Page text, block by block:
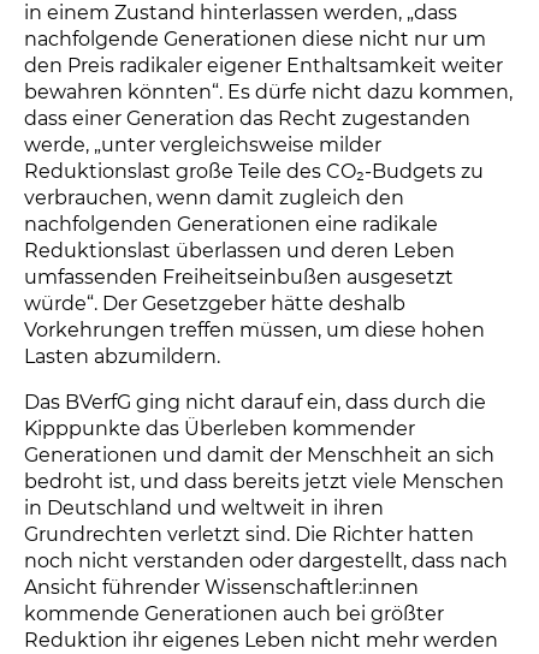
in einem Zustand hinterlassen werden, „dass
nachfolgende Generationen diese nicht nur um
den Preis radikaler eigener Enthaltsamkeit weiter
bewahren könnten“. Es dürfe nicht dazu kommen,
dass einer Generation das Recht zugestanden
werde, „unter vergleichsweise milder
Reduktionslast große Teile des CO₂-Budgets zu
verbrauchen, wenn damit zugleich den
nachfolgenden Generationen eine radikale
Reduktionslast überlassen und deren Leben
umfassenden Freiheitseinbußen ausgesetzt
würde“. Der Gesetzgeber hätte deshalb
Vorkehrungen treffen müssen, um diese hohen
Lasten abzumildern.
Das BVerfG ging nicht darauf ein, dass durch die
Kipppunkte das Überleben kommender
Generationen und damit der Menschheit an sich
bedroht ist, und dass bereits jetzt viele Menschen
in Deutschland und weltweit in ihren
Grundrechten verletzt sind. Die Richter hatten
noch nicht verstanden oder dargestellt, dass nach
Ansicht führender Wissenschaftler:innen
kommende Generationen auch bei größter
Reduktion ihr eigenes Leben nicht mehr werden